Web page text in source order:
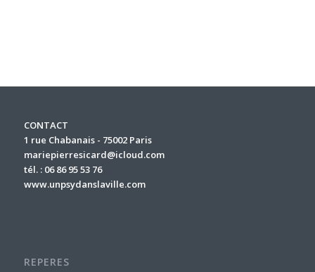
CONTACT
1 rue Chabanais - 75002 Paris
mariepierresicard@icloud.com
tél. : 06 86 95 53 76
www.unpsydanslaville.com
REPERES